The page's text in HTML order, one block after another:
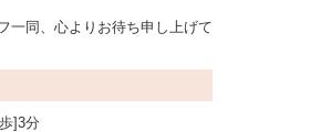
一同、心よりお待ち申し上げて
]3分